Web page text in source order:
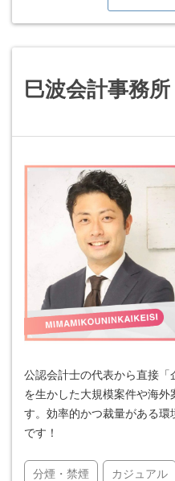
巳波会計事務所
公認会計士の代表から直接
を生かした大規模案件や海外
す。効率的かつ裁量がある
です！
分煙・禁煙 カジュアル